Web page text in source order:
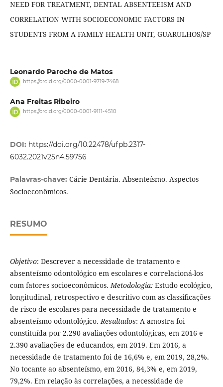
NEED FOR TREATMENT, DENTAL ABSENTEEISM AND
CORRELATION WITH SOCIOECONOMIC FACTORS IN
STUDENTS FROM A FAMILY HEALTH UNIT, GUARULHOS/SP
Leonardo Paroche de Matos
https://orcid.org/0000-0001-9719-7468
Ana Freitas Ribeiro
https://orcid.org/0000-0001-9111-4510
DOI: https://doi.org/10.22478/ufpb.2317-
6032.2021v25n4.59756
Palavras-chave: Cárie Dentária. Absenteísmo. Aspectos
Socioeconômicos.
RESUMO
Objetivo: Descrever a necessidade de tratamento e
absenteísmo odontológico em escolares e correlacioná-los
com fatores socioeconômicos. Metodologia:Estudo ecológico,
longitudinal, retrospectivo e descritivo com as classificações
de risco de escolares para necessidade de tratamento e
absenteísmo odontológico. Resultados: A amostra foi
constituída por 2.290 avaliações odontológicas, em 2016 e
2.390 avaliações de educandos, em 2019. Em 2016, a
necessidade de tratamento foi de 16,6% e, em 2019, 28,2%.
No tocante ao absenteísmo, em 2016, 84,3% e, em 2019,
79,2%. Em relação às correlações, a necessidade de